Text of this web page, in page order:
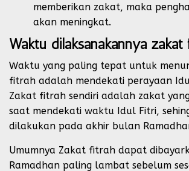
memberikan zakat, maka
akan meningkat.
Waktu dilaksanakannya zakat
Waktu yang paling tepat untuk
fitrah adalah mendekati perayaan
Zakat fitrah sendiri adalah zakat
saat mendekati waktu Idul Fitri,
dilakukan pada akhir bulan
Umumnya Zakat fitrah dapat
Ramadhan paling lambat sebelum